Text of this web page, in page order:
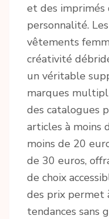
et des
personnalité.
vêtements
créativité
un véritable
marques
des catalogues
articles à moins
moins de 20
de 30 euros,
de choix
des prix permet
tendances sans